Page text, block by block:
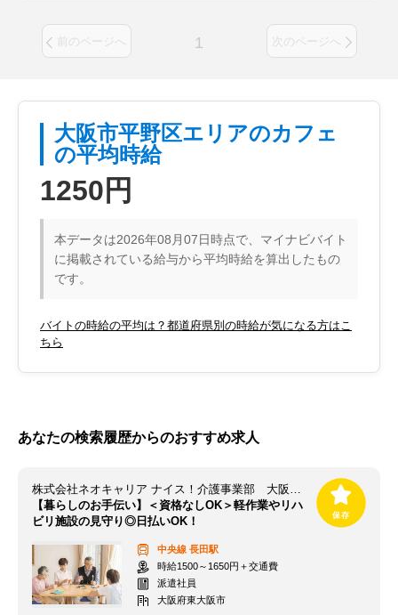
前のページへ 1 次のページへ
大阪市平野区エリアのカフェ
の平均時給
1250円
本データは2026年08月07日時点で、マイナビバイト
に掲載されている給与から平均時給を算出したもの
です。
バイトの時給の平均は？都道府県別の時給が気になる方はこ
ちら
あなたの検索履歴からのおすすめ求人
株式会社ネオキャリア ナイス！介護事業部 大阪支店／OSK
【暮らしのお手伝い】＜資格なしOK＞軽作業やリハ
ビリ施設の見守り◎日払いOK！
中央線 長田駅
時給1500～1650円＋交通費
派遣社員
大阪府東大阪市